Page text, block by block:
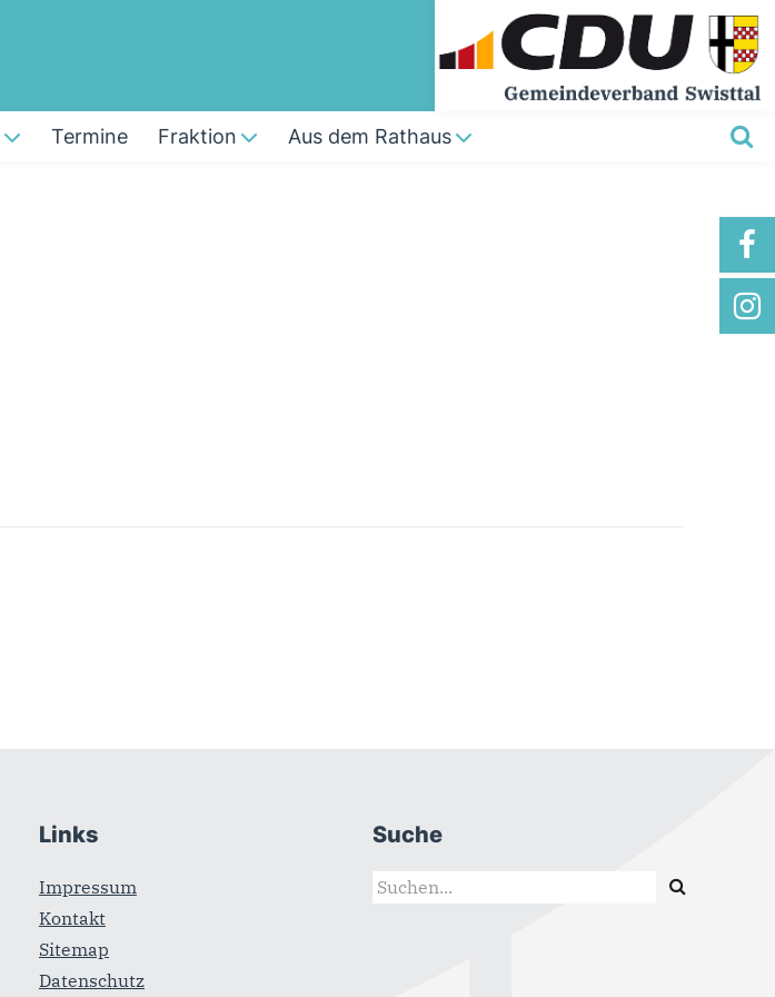
Termine Fraktion Aus dem Rathaus
Links
Impressum
Kontakt
Sitemap
Datenschutz
Suche
Suchformular
Suche